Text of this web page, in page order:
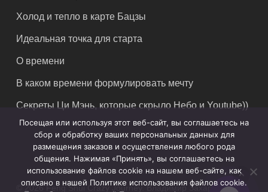
Холод и тепло в карте Бацзы
Идеальная точка для старта
О времени
В каком времени формулировать мечту
Секреты Ци Мэнь, которые скрыло Небо и Youtube))
© 2026 Feng Shui Crazy Journey. Владимир Захаров. Все
Посещая или используя этот веб-сайт, вы соглашаетесь на
сбор и обработку ваших персональных данных для
размещения заказов и осуществления любого рода
общения. Нажимая «Принять», вы соглашаетесь на
использование файлов cookie на нашем веб-сайте, как
описано в нашей Политике использования файлов cookie.